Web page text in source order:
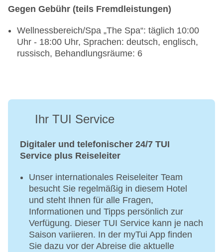
Gegen Gebühr (teils Fremdleistungen)
Wellnessbereich/Spa „The Spa“: täglich 10:00
Uhr - 18:00 Uhr, Sprachen: deutsch, englisch,
russisch, Behandlungsräume: 6
Ihr TUI Service
Digitaler und telefonischer 24/7 TUI
Service plus Reiseleiter
Unser internationales Reiseleiter Team
besucht Sie regelmäßig in diesem Hotel
und steht Ihnen für alle Fragen,
Informationen und Tipps persönlich zur
Verfügung. Dieser TUI Service kann je nach
Saison variieren. In der myTui App finden
Sie dazu vor der Abreise die aktuelle